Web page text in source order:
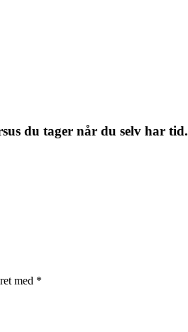
du tager når du selv har tid.
med *